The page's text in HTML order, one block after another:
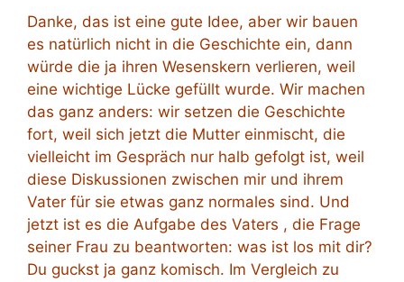
Danke, das ist eine gute Idee, aber wir bauen
es natürlich nicht in die Geschichte ein, dann
würde die ja ihren Wesenskern verlieren, weil
eine wichtige Lücke gefüllt wurde. Wir machen
das ganz anders: wir setzen die Geschichte
fort, weil sich jetzt die Mutter einmischt, die
vielleicht im Gespräch nur halb gefolgt ist, weil
diese Diskussionen zwischen mir und ihrem
Vater für sie etwas ganz normales sind. Und
jetzt ist es die Aufgabe des Vaters , die Frage
seiner Frau zu beantworten: was ist los mit dir?
Du guckst ja ganz komisch. Im Vergleich zu